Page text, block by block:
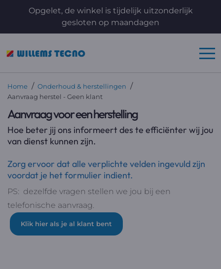
Opgelet, de winkel is tijdelijk uitzonderlijk
gesloten op maandagen
Home / Onderhoud & herstellingen /
Aanvraag herstel - Geen klant
Aanvraag voor een herstelling
Hoe beter jij ons informeert des te efficiënter wij jou
van dienst kunnen zijn.
Zorg ervoor dat alle verplichte velden ingevuld zijn
voordat je het formulier indient.
PS: dezelfde vragen stellen we jou bij een
telefonische aanvraag.
Klik hier als je al klant bent